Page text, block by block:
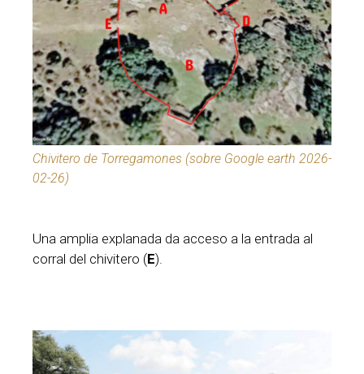
Chivitero de Torregamones (sobre Google earth 2026-
02-26)
Una amplia explanada da acceso a la entrada al
corral del chivitero (E).